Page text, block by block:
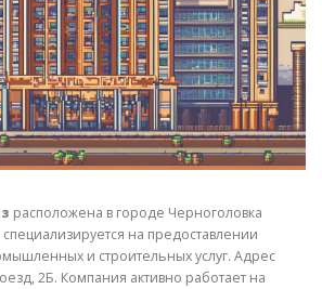
расположена в городе Черноголовка
на предоставлении
и строительных услуг. Адрес
2Б. Компания активно работает на